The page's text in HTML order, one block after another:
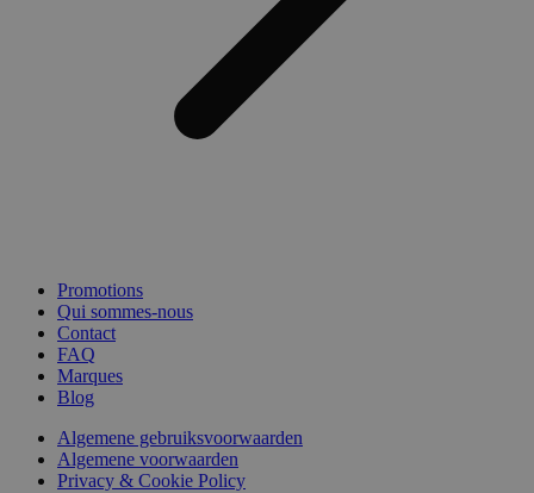
Promotions
Qui sommes-nous
Contact
FAQ
Marques
Blog
Algemene gebruiksvoorwaarden
Algemene voorwaarden
Privacy & Cookie Policy